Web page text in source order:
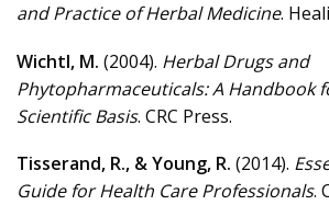
and Practice of Herbal Medicine.
Wichtl, M. (2004). Herbal Drugs and
Phytopharmaceuticals: A Handbook
Scientific Basis. CRC Press.
Tisserand, R., & Young, R. (2014).
Guide for Health Care Professionals.